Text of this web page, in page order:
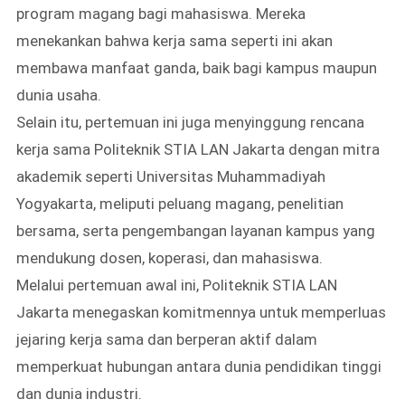
program magang bagi mahasiswa. Mereka
menekankan bahwa kerja sama seperti ini akan
membawa manfaat ganda, baik bagi kampus maupun
dunia usaha.
Selain itu, pertemuan ini juga menyinggung rencana
kerja sama Politeknik STIA LAN Jakarta dengan mitra
akademik seperti Universitas Muhammadiyah
Yogyakarta, meliputi peluang magang, penelitian
bersama, serta pengembangan layanan kampus yang
mendukung dosen, koperasi, dan mahasiswa.
Melalui pertemuan awal ini, Politeknik STIA LAN
Jakarta menegaskan komitmennya untuk memperluas
jejaring kerja sama dan berperan aktif dalam
memperkuat hubungan antara dunia pendidikan tinggi
dan dunia industri.